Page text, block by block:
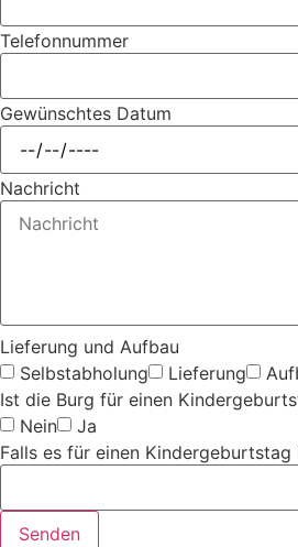
Telefonnummer
Gewünschtes Datum
Nachricht
Lieferung und Aufbau
Selbstabholung
Lieferung
Ist die Burg für einen
Nein
Ja
Falls es für einen
Senden